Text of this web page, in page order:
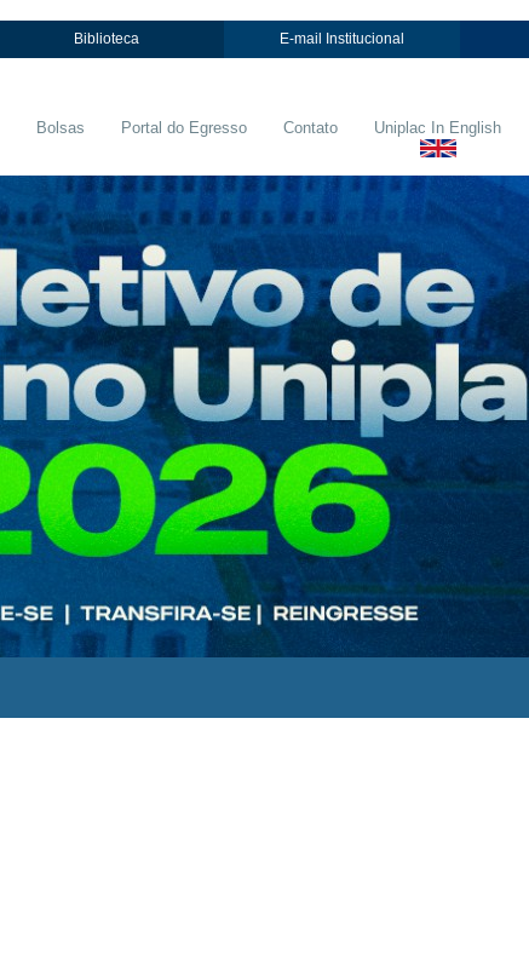
Biblioteca E-mail Institucional
Bolsas Portal do Egresso Contato Uniplac In English